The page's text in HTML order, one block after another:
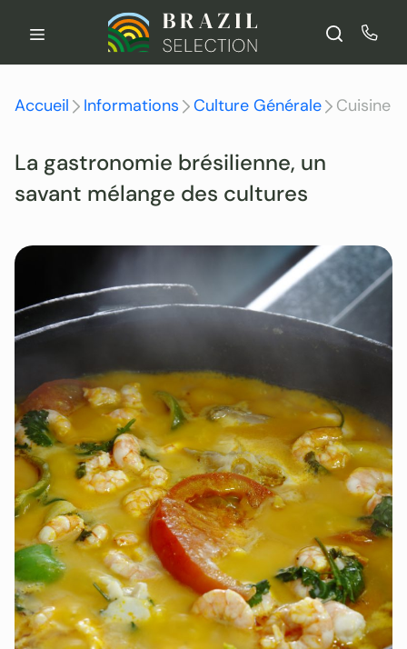
La gastronomie brésilienne, un
savant mélange des cultures
Accueil Informations Culture Générale Cuisine